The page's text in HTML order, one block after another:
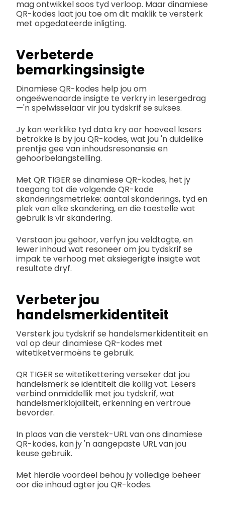
mag ontwikkel soos tyd verloop. Maar dinamiese
QR-kodes laat jou toe om dit maklik te versterk
met opgedateerde inligting.
Verbeterde
bemarkingsinsigte
Dinamiese QR-kodes help jou om
ongeëwenaarde insigte te verkry in lesergedrag
—'n spelwisselaar vir jou tydskrif se sukses.
Jy kan werklike tyd data kry oor hoeveel lesers
betrokke is by jou QR-kodes, wat jou 'n duidelike
prentjie gee van inhoudsresonansie en
gehoorbelangstelling.
Met QR TIGER se dinamiese QR-kodes, het jy
toegang tot die volgende QR-kode
skanderingsmetrieke: aantal skanderings, tyd en
plek van elke skandering, en die toestelle wat
gebruik is vir skandering.
Verstaan jou gehoor, verfyn jou veldtogte, en
lewer inhoud wat resoneer om jou tydskrif se
impak te verhoog met aksiegerigte insigte wat
resultate dryf.
Verbeter jou
handelsmerkidentiteit
Versterk jou tydskrif se handelsmerkidentiteit en
val op deur dinamiese QR-kodes met
witetiketvermoëns te gebruik.
QR TIGER se witetikettering verseker dat jou
handelsmerk se identiteit die kollig vat. Lesers
verbind onmiddellik met jou tydskrif, wat
handelsmerklojaliteit, erkenning en vertroue
bevorder.
In plaas van die verstek-URL van ons dinamiese
QR-kodes, kan jy 'n aangepaste URL van jou
keuse gebruik.
Met hierdie voordeel behou jy volledige beheer
oor die inhoud agter jou QR-kodes.